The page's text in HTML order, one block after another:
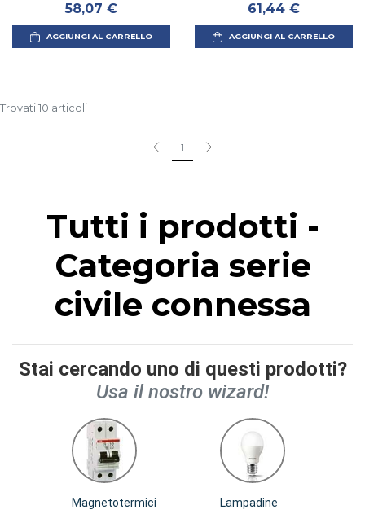
58,07 €
AGGIUNGI AL CARRELLO
61,44 €
AGGIUNGI AL CARRELLO
Trovati 10 articoli
1
Tutti i prodotti -
Categoria serie
civile connessa
Stai cercando uno di questi prodotti?
Usa il nostro wizard!
Magnetotermici Lampadine